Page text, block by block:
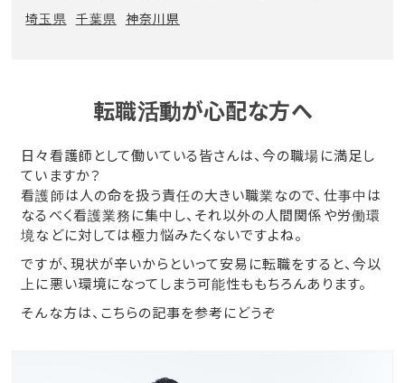
埼玉県
千葉県 神奈川県
転職活動が心配な方へ
日々看護師として働いている皆さんは、今の職場に満足し
ていますか？
看護師は人の命を扱う責任の大きい職業なので、仕事中は
なるべく看護業務に集中し、それ以外の人間関係や労働環
境などに対しては極力悩みたくないですよね。
ですが、現状が辛いからといって安易に転職をすると、今以
上に悪い環境になってしまう可能性ももちろんあります。
そんな方は、こちらの記事を参考にどうぞ